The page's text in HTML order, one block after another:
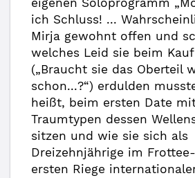
eigenen Soloprogramm
ich Schluss! ...
Mirja gewohnt offen und
welches Leid sie beim
(„Braucht sie das Oberteil
schon...?“) erdulden
heißt, beim ersten Date
Traumtypen dessen
sitzen und wie sie sich als
Dreizehnjährige im
ersten Riege